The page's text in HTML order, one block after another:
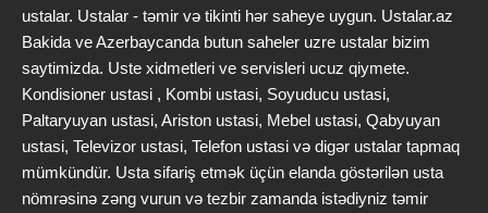
ustalar. Ustalar - təmir və tikinti hər saheye uygun. Ustalar.az
Bakida ve Azerbaycanda butun saheler uzre ustalar bizim
saytimizda. Uste xidmetleri ve servisleri ucuz qiymete.
Kondisioner ustasi , Kombi ustasi, Soyuducu ustasi,
Paltaryuyan ustasi, Ariston ustasi, Mebel ustasi, Qabyuyan
ustasi, Televizor ustasi, Telefon ustasi və digər ustalar tapmaq
mümkündür. Usta sifariş etmək üçün elanda göstərilən usta
nömrəsinə zəng vurun və tezbir zamanda istədiyniz təmir